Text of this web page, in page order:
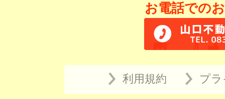
お電話での
利用規約 プ